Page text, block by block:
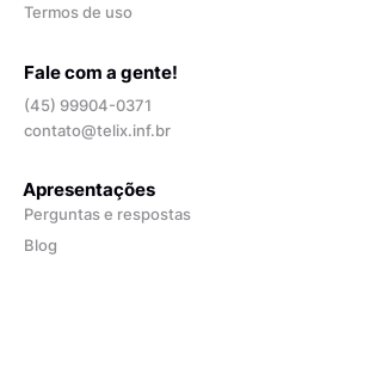
Termos de uso
Fale com a gente!
(45) 99904-0371
contato@telix.inf.br
Apresentações
Perguntas e respostas
Blog